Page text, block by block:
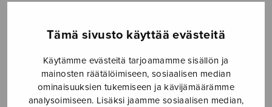
Tämä sivusto käyttää evästeitä
Käytämme evästeitä tarjoamamme sisällön ja
mainosten räätälöimiseen, sosiaalisen median
ominaisuuksien tukemiseen ja kävijämäärämme
analysoimiseen. Lisäksi jaamme sosiaalisen median,